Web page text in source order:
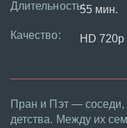
Длительность:55 мин.
Качество: HD
Пран и Пэт — соседи,
детства. Между их